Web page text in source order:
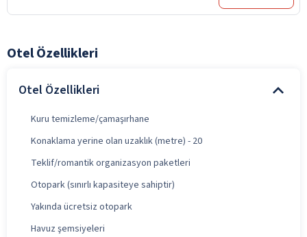
Otel Özellikleri
Otel Özellikleri
Kuru temizleme/çamaşırhane
Konaklama yerine olan uzaklık (metre) - 20
Teklif/romantik organizasyon paketleri
Otopark (sınırlı kapasiteye sahiptir)
Yakında ücretsiz otopark
Havuz şemsiyeleri